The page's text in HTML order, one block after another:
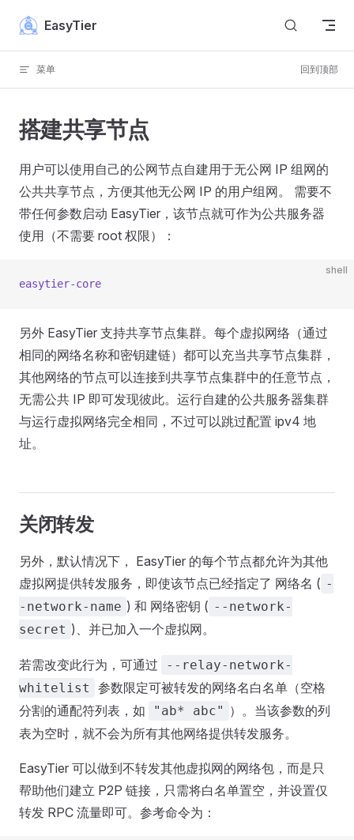
Skip to content
EasyTier
菜单 回到顶部
搭建共享节点
用户可以使用自己的公网节点自建用于无公网 IP 组网的
公共共享节点，方便其他无公网 IP 的用户组网。 需要不
带任何参数启动 EasyTier，该节点就可作为公共服务器
使用（不需要 root 权限）：
shell
easytier-core
另外 EasyTier 支持共享节点集群。每个虚拟网络（通过
相同的网络名称和密钥建链）都可以充当共享节点集群，
其他网络的节点可以连接到共享节点集群中的任意节点，
无需公共 IP 即可发现彼此。运行自建的公共服务器集群
与运行虚拟网络完全相同，不过可以跳过配置 ipv4 地
址。
关闭转发
另外，默认情况下， EasyTier 的每个节点都允许为其他
虚拟网提供转发服务，即使该节点已经指定了 网络名 ( -
-network-name ) 和 网络密钥 ( --network-
secret )、并已加入一个虚拟网。
若需改变此行为，可通过
--relay-network-
whitelist
参数限定可被转发的网络名白名单（空格
分割的通配符列表，如
"ab* abc" ）。当该参数的列
表为空时，就不会为所有其他网络提供转发服务。
EasyTier 可以做到不转发其他虚拟网的网络包，而是只
帮助他们建立 P2P 链接，只需将白名单置空，并设置仅
转发 RPC 流量即可。参考命令为：